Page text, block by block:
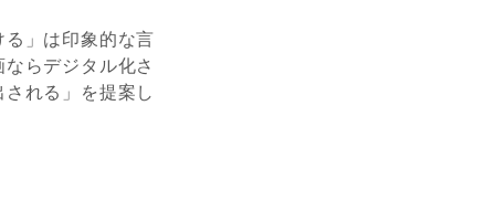
」は印象的な言
らデジタル化さ
れる」を提案し